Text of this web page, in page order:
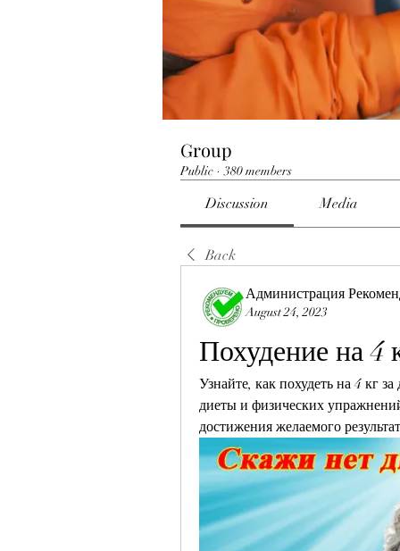
Group
Public · 380 members
Discussion Media
Back
Администрация
August 24, 2023
Похудение на 4
Узнайте, как похудеть на 4 кг
диеты и физических
достижения желаемого